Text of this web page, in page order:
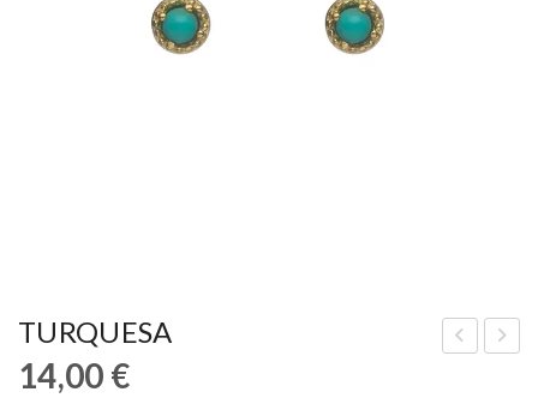
TURQUESA
14,00 €